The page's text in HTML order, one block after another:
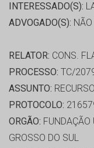
INTERESSADO(S):
ADVOGADO(S):
RELATOR: CONS.
PROCESSO: TC/
ASSUNTO:
PROTOCOLO:
ORGÃO: FUNDAÇÃO
GROSSO DO SUL